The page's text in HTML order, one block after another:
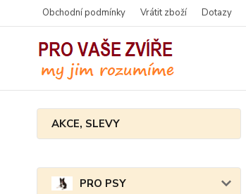
Obchodní podmínky Vrátit zboží Dotazy
AKCE, SLEVY
PRO PSY